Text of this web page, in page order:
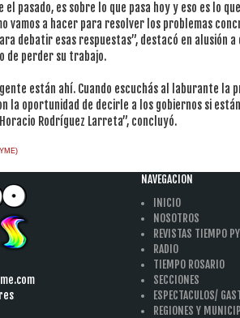
el pasado, es sobre lo que pasa hoy y eso es lo
vamos a hacer para resolver los problemas
debatir esas respuestas”, destacó en alusión
de perder su trabajo.
están ahí. Cuando escuchás al laburante la
la oportunidad de decirle a los gobiernos si
Rodríguez Larreta”, concluyó.
NAVEGACION
INICIO
NOSOTROS
REVISTAS TIEMPO
RADIO
TIEMPO ROSARIO
SECCIONES
ESPECTACULOS/
REGIONES Y